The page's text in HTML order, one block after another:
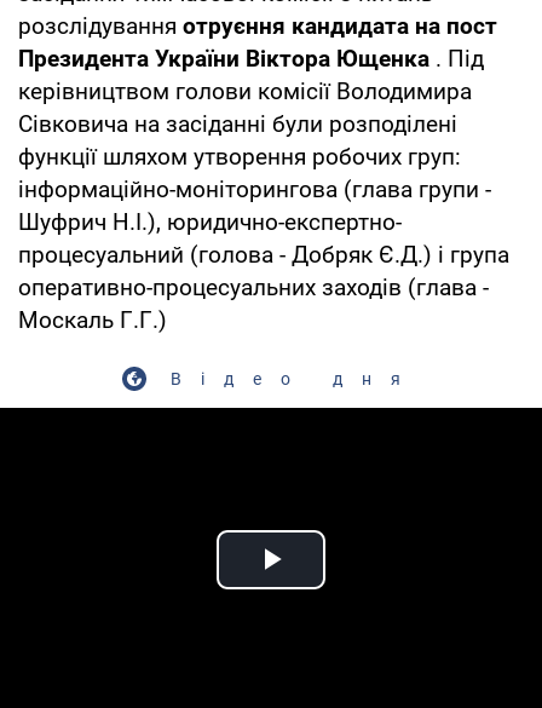
розслідування отруєння кандидата на пост
Президента України Віктора Ющенка . Під
керівництвом голови комісії Володимира
Сівковича на засіданні були розподілені
функції шляхом утворення робочих груп:
інформаційно-моніторингова (глава групи -
Шуфрич Н.І.), юридично-експертно-
процесуальний (голова - Добряк Є.Д.) і група
оперативно-процесуальних заходів (глава -
Москаль Г.Г.)
Відео дня
Play Video